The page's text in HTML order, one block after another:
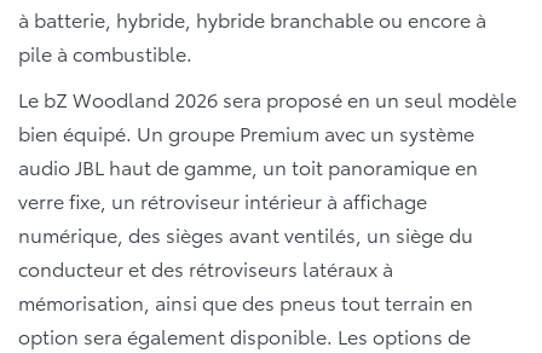
à batterie, hybride, hybride branchable ou encore à
pile à combustible.
Le bZ Woodland 2026 sera proposé en un seul modèle
bien équipé. Un groupe Premium avec un système
audio JBL haut de gamme, un toit panoramique en
verre fixe, un rétroviseur intérieur à affichage
numérique, des sièges avant ventilés, un siège du
conducteur et des rétroviseurs latéraux à
mémorisation, ainsi que des pneus tout terrain en
option sera également disponible. Les options de